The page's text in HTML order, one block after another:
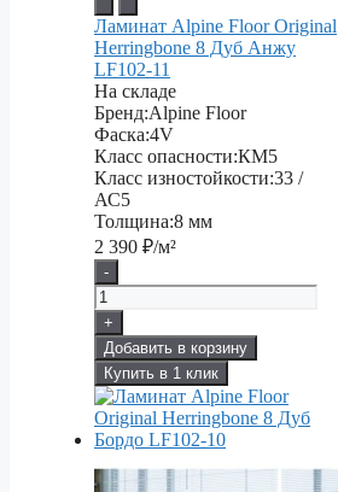
Ламинат Alpine Floor Original
Herringbone 8 Дуб Анжу
LF102-11
На складе
Бренд:Alpine Floor
Фаска:4V
Класс опасности:КМ5
Класс изностойкости:33 /
АС5
Толщина:8 мм
2 390 ₽/м²
-
+
Добавить в корзину
Купить в 1 клик